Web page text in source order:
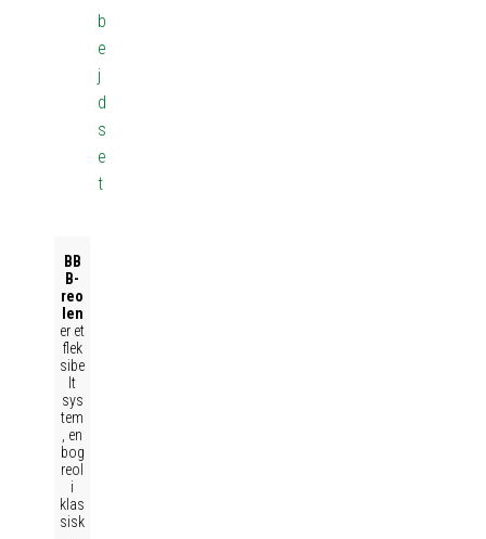
b
e
j
d
s
e
t
BB
B-
reo
len
er et
flek
sibe
lt
sys
tem
, en
bog
reol
i
klas
sisk